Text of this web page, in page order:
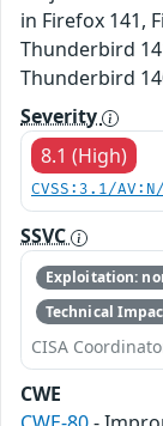
in Firefox 141,
Thunderbird
Thunderbird
Severity
8.1 (High)
CVSS:3.1/
SSVC
Exploitation:
Technical
CISA
CWE